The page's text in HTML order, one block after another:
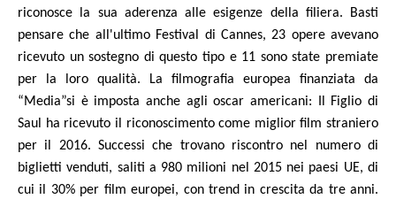
riconosce la sua aderenza alle esigenze della filiera. Basti
pensare che all'ultimo Festival di Cannes, 23 opere avevano
ricevuto un sostegno di questo tipo e 11 sono state premiate
per la loro qualità. La filmografia europea finanziata da
“Media”si è imposta anche agli oscar americani: Il Figlio di
Saul ha ricevuto il riconoscimento come miglior film straniero
per il 2016. Successi che trovano riscontro nel numero di
biglietti venduti, saliti a 980 milioni nel 2015 nei paesi UE, di
cui il 30% per film europei, con trend in crescita da tre anni.